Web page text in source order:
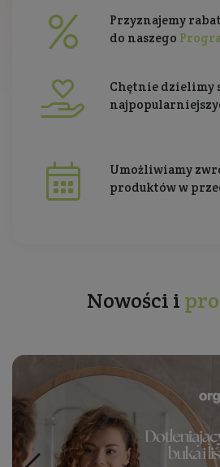
Przyznajemy
do naszego
Chętnie dzielimy
Umożliwiamy
produktów w
Nowości i